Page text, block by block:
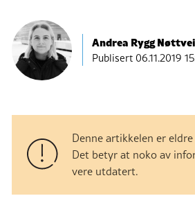
Andrea Rygg
Publisert06.11.2019
Denne artikkelen er eldre
Det betyr at noko av
vere utdatert.